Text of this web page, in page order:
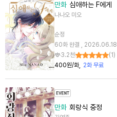
만화 심애하는 F에게
나나오 미오
순정
60화 완결 , 2026.06.18
3.2천
(1 )
400원/화
2화 무료
만화 회랑식 중정